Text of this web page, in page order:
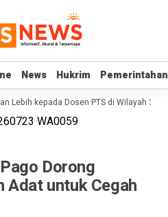
News Hukrim Pemerintahan
News Hukrim Pemerintahan
kepada Dosen PTS di Wilayah 3T
Dorong
Adat untuk Cegah